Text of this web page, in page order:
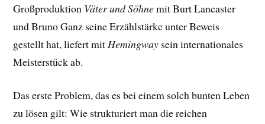
Großproduktion Väter und Söhnemit Burt Lancaster
und Bruno Ganz seine Erzählstärke unter Beweis
gestellt hat, liefert mit Hemingway sein internationales
Meisterstück ab.
Das erste Problem, das es bei einem solch bunten Leben
zu lösen gilt: Wie strukturiert man die reichen